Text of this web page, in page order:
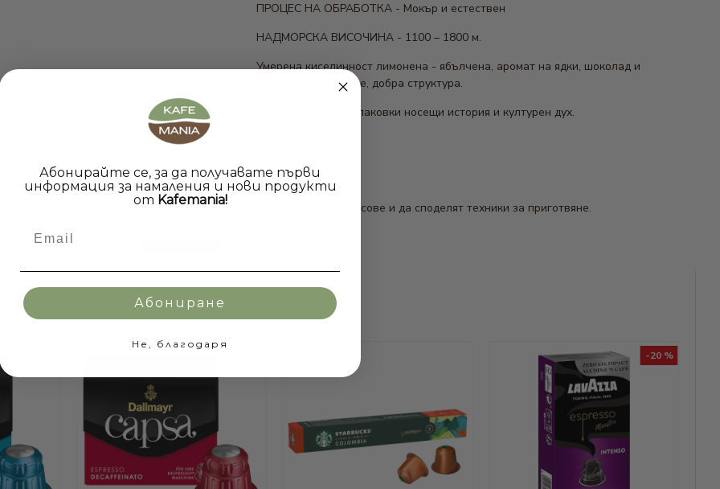
ПРОЦЕС НА ОБРАБОТКА - Мокър и естествен
НАДМОРСКА ВИСОЧИНА - 1100 – 1800 м.
Умерена киселинност лимонена - ябълчена, аромат на ядки, шоколад и
тропически плодове, добра структура.
Нашето кафе е в опаковки носещи история и културен дух.
във вашата чаша!
напитка могат да се събират, да откриват нови вкусове и да споделят техники за приготвяне.
моменти с всяка глътка.
да задоволим всички вашите желания.
вкус на перфектно кафе на достъпни цени!
кафе лаваца на зърна;
-20 %
Абонирайте се, за да получавате първи
информация за намаления и нови продукти
от Kafemania!
Абониране
Не, благодаря